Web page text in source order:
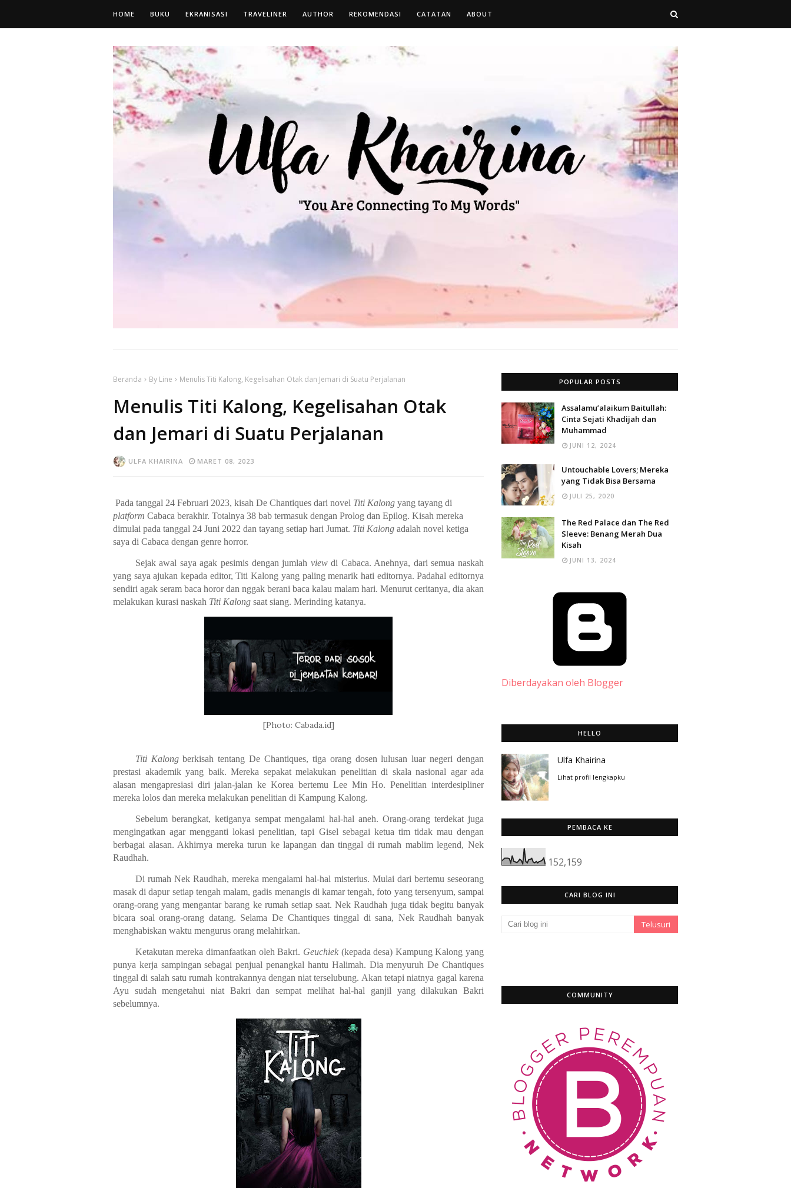
HOME BUKU EKRANISASI TRAVELINER AUTHOR REKOMENDASI CATATAN ABOUT
Beranda By Line Menulis Titi Kalong, Kegelisahan Otak dan Jemari di Suatu Perjalanan
Menulis Titi Kalong, Kegelisahan Otak
dan Jemari di Suatu Perjalanan
ULFA KHAIRINA MARET 08, 2023
Pada tanggal 24 Februari 2023, kisah De Chantiques dari novel Titi Kalong yang tayang di
platform Cabaca berakhir. Totalnya 38 bab termasuk dengan Prolog dan Epilog. Kisah mereka
dimulai pada tanggal 24 Juni 2022 dan tayang setiap hari Jumat. Titi Kalong adalah novel ketiga
saya di Cabaca dengan genre horror.
Sejak awal saya agak pesimis dengan jumlah viewdi Cabaca. Anehnya, dari semua naskah
yang saya ajukan kepada editor, Titi Kalong yang paling menarik hati editornya. Padahal editornya
sendiri agak seram baca horor dan nggak berani baca kalau malam hari. Menurut ceritanya, dia akan
melakukan kurasi naskah Titi Kalong saat siang. Merinding katanya.
[Photo: Cabada.id]
Titi Kalongberkisah tentang De Chantiques, tiga orang dosen lulusan luar negeri dengan
prestasi akademik yang baik. Mereka sepakat melakukan penelitian di skala nasional agar ada
alasan mengapresiasi diri jalan-jalan ke Korea bertemu Lee Min Ho. Penelitian interdesipliner
mereka lolos dan mereka melakukan penelitian di Kampung Kalong.
Sebelum berangkat, ketiganya sempat mengalami hal-hal aneh. Orang-orang terdekat juga
mengingatkan agar mengganti lokasi penelitian, tapi Gisel sebagai ketua tim tidak mau dengan
berbagai alasan. Akhirnya mereka turun ke lapangan dan tinggal di rumah mablim legend, Nek
Raudhah.
Di rumah Nek Raudhah, mereka mengalami hal-hal misterius. Mulai dari bertemu seseorang
masak di dapur setiap tengah malam, gadis menangis di kamar tengah, foto yang tersenyum, sampai
orang-orang yang mengantar barang ke rumah setiap saat. Nek Raudhah juga tidak begitu banyak
bicara soal orang-orang datang. Selama De Chantiques tinggal di sana, Nek Raudhah banyak
menghabiskan waktu mengurus orang melahirkan.
Ketakutan mereka dimanfaatkan oleh Bakri. Geuchiek (kepada desa) Kampung Kalong yang
punya kerja sampingan sebagai penjual penangkal hantu Halimah. Dia menyuruh De Chantiques
tinggal di salah satu rumah kontrakannya dengan niat terselubung. Akan tetapi niatnya gagal karena
Ayu sudah mengetahui niat Bakri dan sempat melihat hal-hal ganjil yang dilakukan Bakri
sebelumnya.
POPULAR POSTS
Assalamu’alaikum Baitullah:
Cinta Sejati Khadijah dan
Muhammad
JUNI 12, 2024
Untouchable Lovers; Mereka
yang Tidak Bisa Bersama
JULI 25, 2020
The Red Palace dan The Red
Sleeve: Benang Merah Dua
Kisah
JUNI 13, 2024
Diberdayakan oleh Blogger
HELLO
Ulfa Khairina
Lihat profil lengkapku
PEMBACA KE
152,159
CARI BLOG INI
COMMUNITY